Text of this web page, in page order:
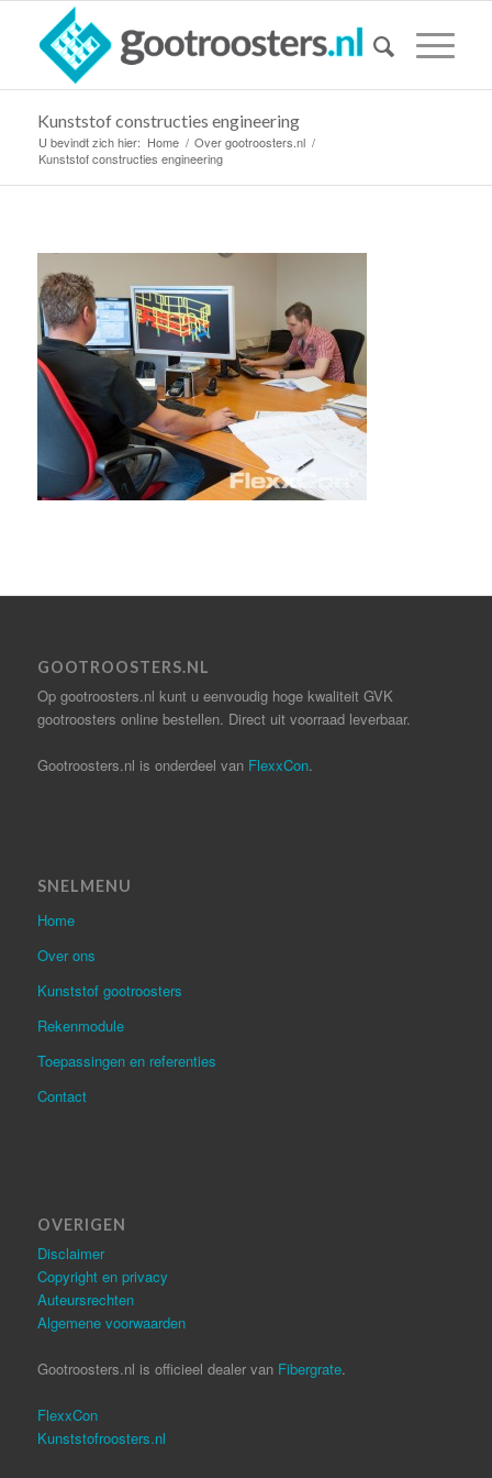
Kunststof constructies engineering
U bevindt zich hier: Home / Over gootroosters.nl /
Kunststof constructies engineering
GOOTROOSTERS.NL
Op gootroosters.nl kunt u eenvoudig hoge kwaliteit GVK
gootroosters online bestellen. Direct uit voorraad leverbaar.
Gootroosters.nl is onderdeel van FlexxCon.
SNELMENU
Home
Over ons
Kunststof gootroosters
Rekenmodule
Toepassingen en referenties
Contact
OVERIGEN
Disclaimer
Copyright en privacy
Auteursrechten
Algemene voorwaarden
Gootroosters.nl is officieel dealer van Fibergrate.
FlexxCon
Kunststofroosters.nl